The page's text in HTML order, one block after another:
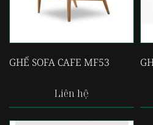
GHẾ SOFA CAFE MF53
Liên hệ